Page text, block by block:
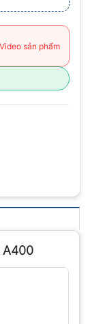
Video sản phẩm
A400